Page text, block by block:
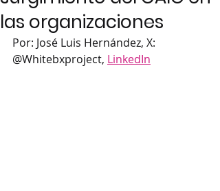
las organizaciones
Por: José Luis Hernández, X:
@Whitebxproject, LinkedIn